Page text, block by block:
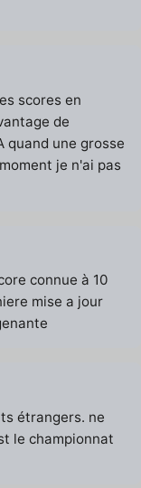
scores en
de
quand une grosse
je n'ai pas
connue à 10
mise a jour
étrangers. ne
le championnat